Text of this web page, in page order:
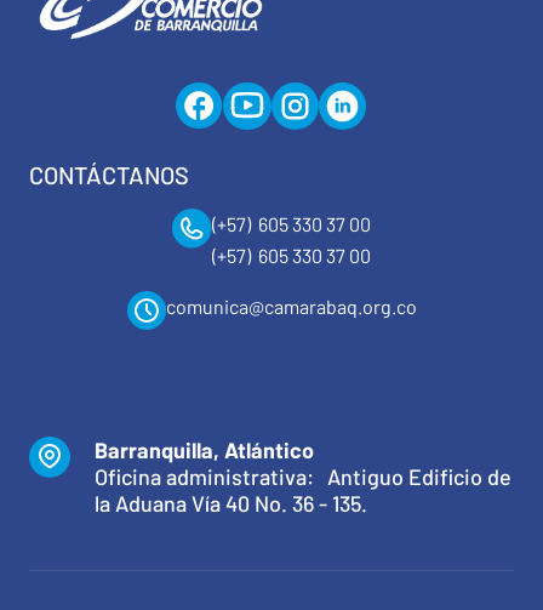
CONTÁCTANOS
(+57) 605 330 37 00
(+57) 605 330 37 00
comunica@camarabaq.org.co
Barranquilla, Atlántico
Oficina administrativa: Antiguo Edificio de
la Aduana Vía 40 No. 36 - 135.